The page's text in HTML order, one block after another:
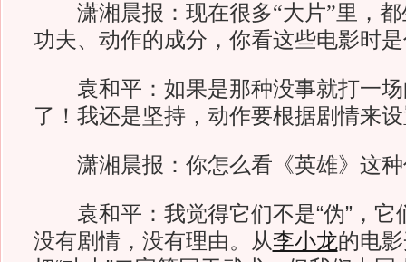
潇湘晨报： 现在很多“大片”里，
功夫、动作的成分，你看这些电影时
袁和平：如果是那种没事就打一场
了！我还是坚持，动作要根据剧情来
潇湘晨报： 你怎么看《英雄》这
袁和平：我觉得它们不是“伪”，它
没有剧情，没有理由。从李小龙的电